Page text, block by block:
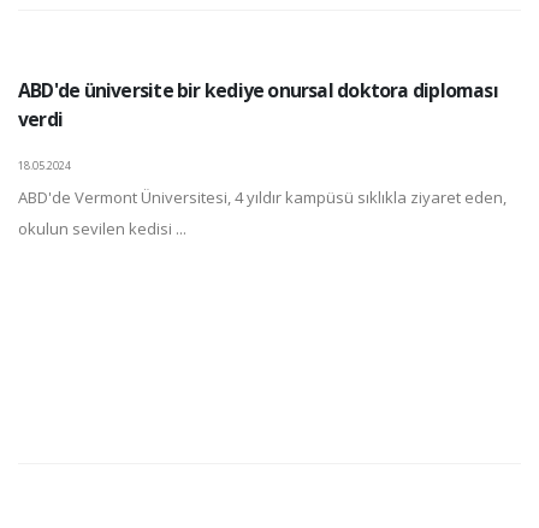
ABD'de üniversite bir kediye onursal doktora diploması
verdi
18.05.2024
ABD'de Vermont Üniversitesi, 4 yıldır kampüsü sıklıkla ziyaret eden,
okulun sevilen kedisi ...